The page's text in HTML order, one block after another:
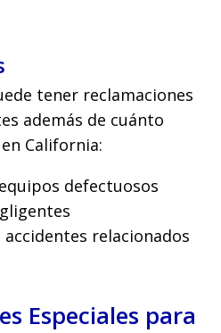
tener reclamaciones
además de cuánto
California:
defectuosos
relacionados
Especiales para